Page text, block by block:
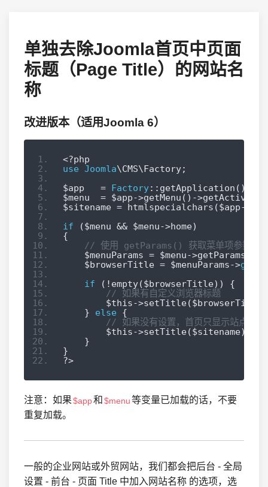
单独去除Joomla首页中页面
标题（Page Title）的网站名
称
改进版本（适用Joomla 6）
<?php
use Joomla\CMS\Factory;
$app = Factory:: getApplication ();
$menu = $app->getMenu ()->getActive
$sitename = htmlspecialchars ($app->
if
($menu && $menu->home)
{
// 使用 getParams() 获取菜单项参数
    $menuParams
= $menu->getParams
    $browserTitle
= $menuParams->get
if
(! empty($browserTitle))
{
// 如果有自定义浏览器标题
        $this
->setTitle ($browserTitle
}
else
{
// 如果没有设置，首页只显示站点名称
        $this
->setTitle ($sitename);
}
}
?>
注意：如果$app和 $menu等变量已加载的话，不要
重复加载。
一般的企业网站或外贸网站，我们都会把后台 - 全局
设置 - 前台 - 页面 Title 中加入网站名称 的选项，选